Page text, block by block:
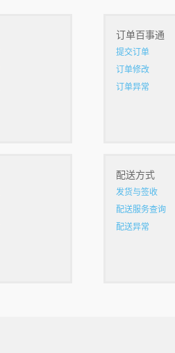
订单百事通
提交订单
订单修改
订单异常
配送方式
发货与签收
配送服务查询
配送异常